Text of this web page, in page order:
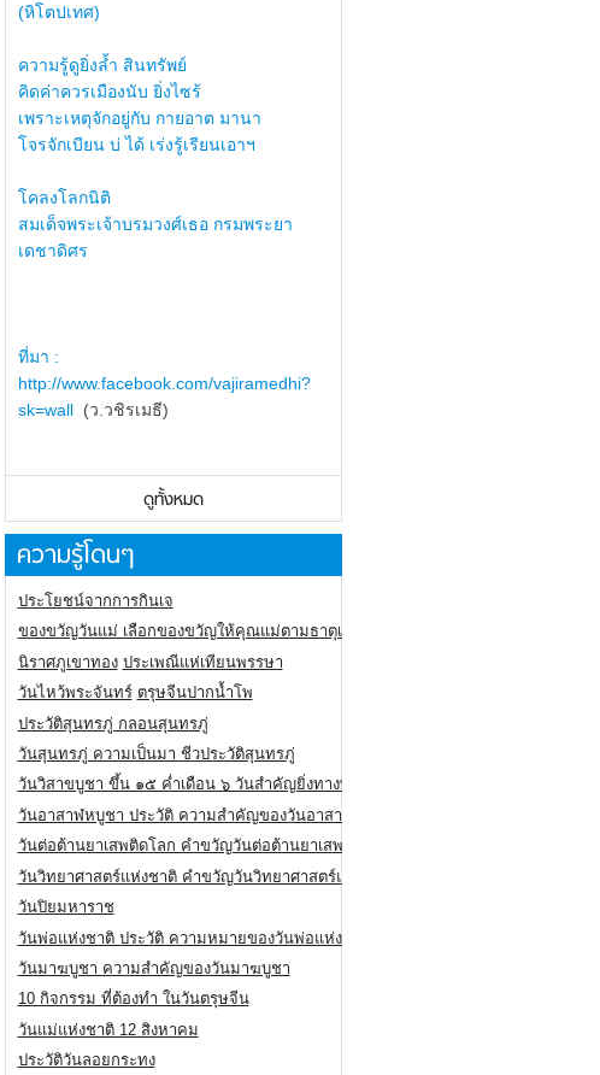
(หิโตปเทศ)
ความรู้ดูยิ่งล้ำ สินทรัพย์
คิดค่าควรเมืองนับ ยิ่งไซร้
เพราะเหตุจักอยู่กับ กายอาต มานา
โจรจักเบียน บ่ ได้ เร่งรู้เรียนเอาฯ
โคลงโลกนิติ
สมเด็จพระเจ้าบรมวงศ์เธอ กรมพระยา
เดชาดิศร
ที่มา :
http://www.facebook.com/vajiramedhi?
sk=wall(ว.วชิรเมธี)
ดูทั้งหมด
ความรู้โดนๆ
ประโยชน์จากการกินเจ
ของขวัญวันแม่ เลือกของขวัญให้คุณแม่ตามธาตุเกิด
นิราศภูเขาทอง ประเพณีแห่เทียนพรรษา
วันไหว้พระจันทร์ ตรุษจีนปากน้ำโพ
ประวัติสุนทรภู่ กลอนสุนทรภู่
วันสุนทรภู่ ความเป็นมา ชีวประวัติสุนทรภู่
วันวิสาขบูชา ขึ้น ๑๕ ค่ำเดือน ๖ วันสำคัญยิ่งทางพระพุทธศาสนา
วันอาสาฬหบูชา ประวัติ ความสําคัญของวันอาสาฬหบูชา
วันต่อต้านยาเสพติดโลก คำขวัญวันต่อต้านยาเสพติดสากล
วันวิทยาศาสตร์แห่งชาติ คำขวัญวันวิทยาศาสตร์แห่งชาติ
วันปิยมหาราช
วันพ่อแห่งชาติ ประวัติ ความหมายของวันพ่อแห่งชาติ
วันมาฆบูชา ความสำคัญของวันมาฆบูชา
10 กิจกรรม ที่ต้องทำ ในวันตรุษจีน
วันแม่แห่งชาติ 12 สิงหาคม
ประวัติวันลอยกระทง